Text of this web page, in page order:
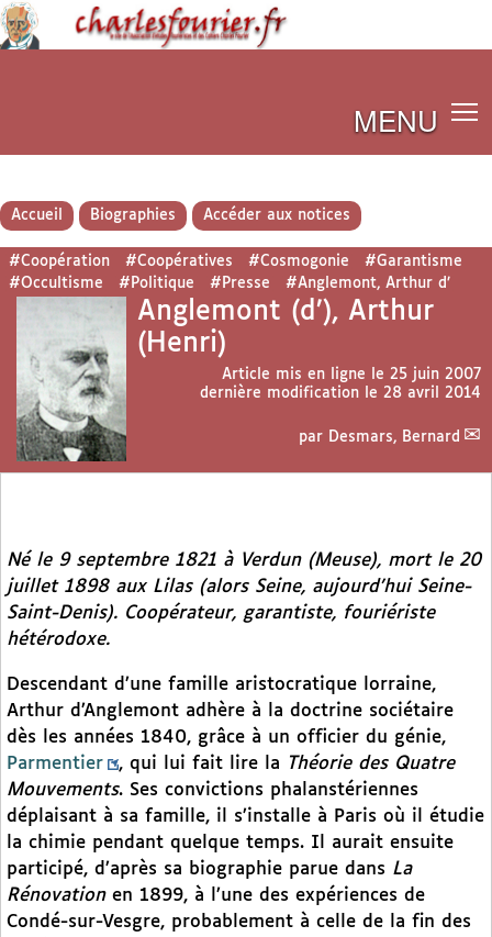
MENU
Accueil Biographies Accéder aux notices
#Coopération #Coopératives #Cosmogonie
#Garantisme
#Occultisme
#Politique #Presse #Anglemont, Arthur d’
Anglemont (d’), Arthur
(Henri)
Article mis en ligne le 25 juin 2007
dernière modification le 28 avril 2014
par Desmars, Bernard
Né le 9 septembre 1821 à Verdun (Meuse), mort le 20
juillet 1898 aux Lilas (alors Seine, aujourd’hui Seine-
Saint-Denis). Coopérateur, garantiste, fouriériste
hétérodoxe.
Descendant d’une famille aristocratique lorraine,
Arthur d’Anglemont adhère à la doctrine sociétaire
dès les années 1840, grâce à un officier du génie,
Parmentier
, qui lui fait lire la Théorie des Quatre
Mouvements. Ses convictions phalanstériennes
déplaisant à sa famille, il s’installe à Paris où il étudie
la chimie pendant quelque temps. Il aurait ensuite
participé, d’après sa biographie parue dans La
Rénovationen 1899, à l’une des expériences de
Condé-sur-Vesgre, probablement à celle de la fin des